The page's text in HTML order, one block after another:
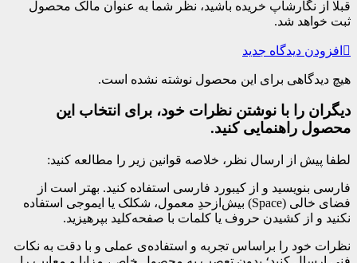
قبلا از نگارشاپ خریده باشید، نظر شما به عنوان مالک محصول
ثبت خواهد شد.
افزودن دیدگاه جدید
هیچ دیدگاهی برای این محصول نوشته نشده است.
دیگران را با نوشتن نظرات خود، برای انتخاب این
محصول راهنمایی کنید.
لطفا پیش از ارسال نظر، خلاصه قوانین زیر را مطالعه کنید:
فارسی بنویسید و از کیبورد فارسی استفاده کنید. بهتر است از
فضای خالی (Space) بیش‌از‌حدِ معمول، شکلک یا ایموجی استفاده
نکنید و از کشیدن حروف یا کلمات با صفحه‌کلید بپرهیزید.
نظرات خود را براساس تجربه و استفاده‌ی عملی و با دقت به نکات